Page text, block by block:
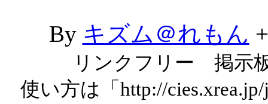
By キズム＠れもん
リンクフリー 掲示
使い方は「http://